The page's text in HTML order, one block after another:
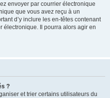
envoyer par courrier électronique
que vous avez reçu à un
d’y inclure les en-têtes contenant
électronique. Il pourra alors agir en
?
et trier certains utilisateurs du